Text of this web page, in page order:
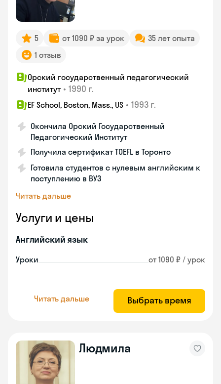
5 от 1090 ₽ за урок
35 лет опыта
1 отзыв
Орский государственный педагогический
институт • 1990 г.
EF School, Boston, Mass., US • 1993 г.
Окончила Орский Государственный
Педагогический Институт
Получила сертификат TOEFL в Торонто
Готовила студентов с нулевым английским к
поступлению в ВУЗ
Читать дальше
Услуги и цены
Английский язык
Уроки от 1090 ₽ / урок
Читать дальше Выбрать время
Людмила